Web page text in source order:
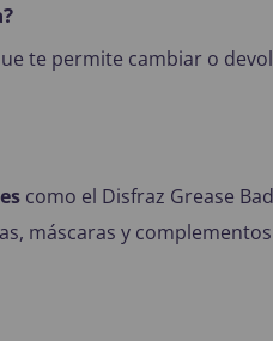
te permite cambiar o
como el Disfraz Grease
máscaras y